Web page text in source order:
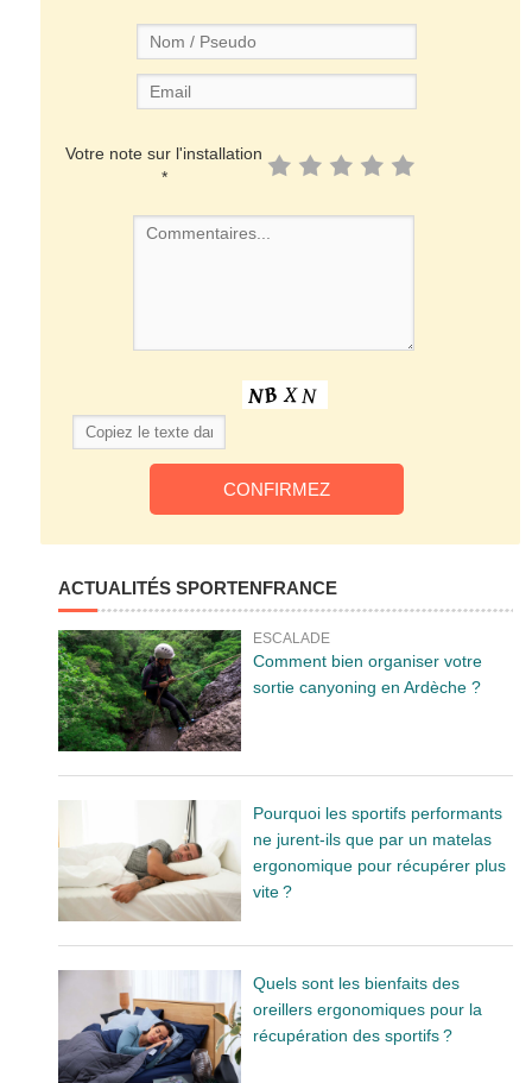
Votre note sur l'installation
*
ACTUALITÉS SPORTENFRANCE
ESCALADE
Comment bien organiser votre
sortie canyoning en Ardèche ?
Pourquoi les sportifs performants
ne jurent-ils que par un matelas
ergonomique pour récupérer plus
vite ?
Quels sont les bienfaits des
oreillers ergonomiques pour la
récupération des sportifs ?